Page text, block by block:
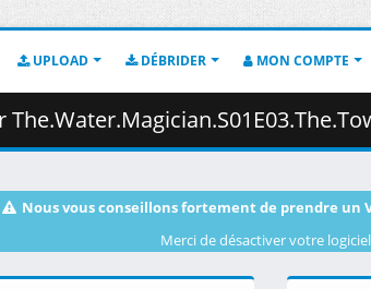
UPLOAD DÉBRIDER MON COMPTE
Nous vous conseillons fortement de prendre
Merci de désactiver votre